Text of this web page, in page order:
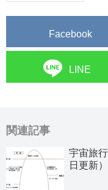
Facebook
LINE
関連記事
宇宙旅
日更新）